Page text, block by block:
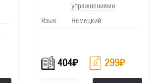
упражнениями
Язык:
Немецкий
404₽ 299₽